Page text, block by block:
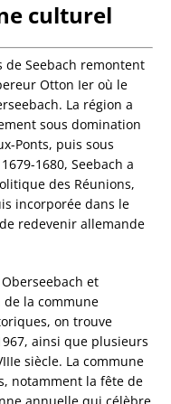
culturel
Seebach remontent
Otton Ier où le
La région a
sous domination
Ponts, puis sous
1680, Seebach a
des Réunions,
incorporée dans le
redevenir allemande
et
la commune
on trouve
ainsi que plusieurs
siècle. La commune
notamment la fête de